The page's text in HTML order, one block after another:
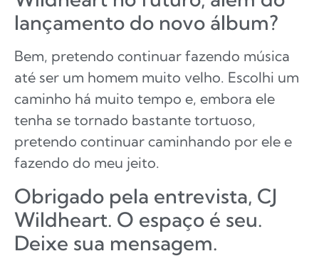
lançamento do novo álbum?
Bem, pretendo continuar fazendo música
até ser um homem muito velho. Escolhi um
caminho há muito tempo e, embora ele
tenha se tornado bastante tortuoso,
pretendo continuar caminhando por ele e
fazendo do meu jeito.
Obrigado pela entrevista, CJ
Wildheart. O espaço é seu.
Deixe sua mensagem.